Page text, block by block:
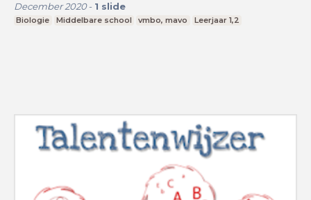
December 2020- 1 slide
Biologie Middelbare school vmbo, mavo Leerjaar 1,2